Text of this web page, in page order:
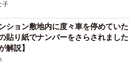
子
ション敷地内に度々車を停めていた
貼り紙でナンバーをさらされました
解説】